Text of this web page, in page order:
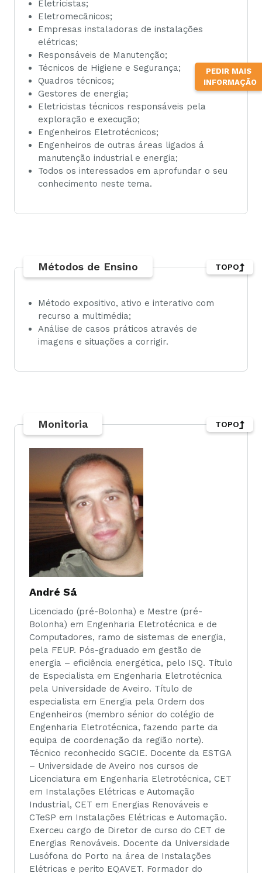
PEDIR MAIS
INFORMAÇÃO
Eletricistas;
Eletromecânicos;
Empresas instaladoras de instalações
elétricas;
Responsáveis de Manutenção;
Técnicos de Higiene e Segurança;
Quadros técnicos;
Gestores de energia;
Eletricistas técnicos responsáveis pela
exploração e execução;
Engenheiros Eletrotécnicos;
Engenheiros de outras áreas ligados á
manutenção industrial e energia;
Todos os interessados em aprofundar o seu
conhecimento neste tema.
Métodos de Ensino
Método expositivo, ativo e interativo com
recurso a multimédia;
Análise de casos práticos através de
imagens e situações a corrigir.
TOPO
Monitoria
André Sá
Licenciado (pré-Bolonha) e Mestre (pré-
Bolonha) em Engenharia Eletrotécnica e de
Computadores, ramo de sistemas de energia,
pela FEUP. Pós-graduado em gestão de
energia – eficiência energética, pelo ISQ. Título
de Especialista em Engenharia Eletrotécnica
pela Universidade de Aveiro. Título de
especialista em Energia pela Ordem dos
Engenheiros (membro sénior do colégio de
Engenharia Eletrotécnica, fazendo parte da
equipa de coordenação da região norte).
Técnico reconhecido SGCIE. Docente da ESTGA
– Universidade de Aveiro nos cursos de
Licenciatura em Engenharia Eletrotécnica, CET
em Instalações Elétricas e Automação
Industrial, CET em Energias Renováveis e
CTeSP em Instalações Elétricas e Automação.
Exerceu cargo de Diretor de curso do CET de
Energias Renováveis. Docente da Universidade
Lusófona do Porto na área de Instalações
Elétricas e perito EQAVET. Formador do
TOPO